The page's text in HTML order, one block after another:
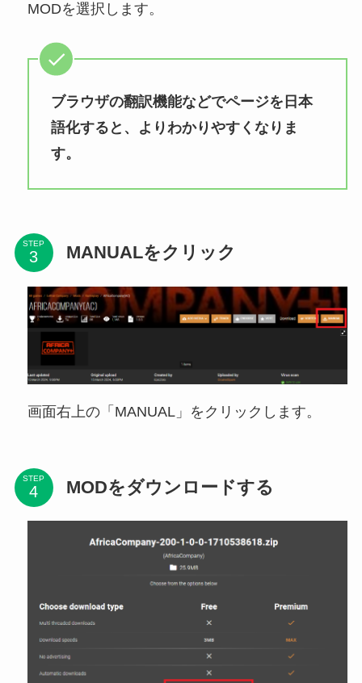
MODを選択します。
ブラウザの翻訳機能などでページを日本
語化すると、よりわかりやすくなりま
す。
STEP MANUALをクリック
画面右上の「MANUAL」をクリックします。
STEP MODをダウンロードする